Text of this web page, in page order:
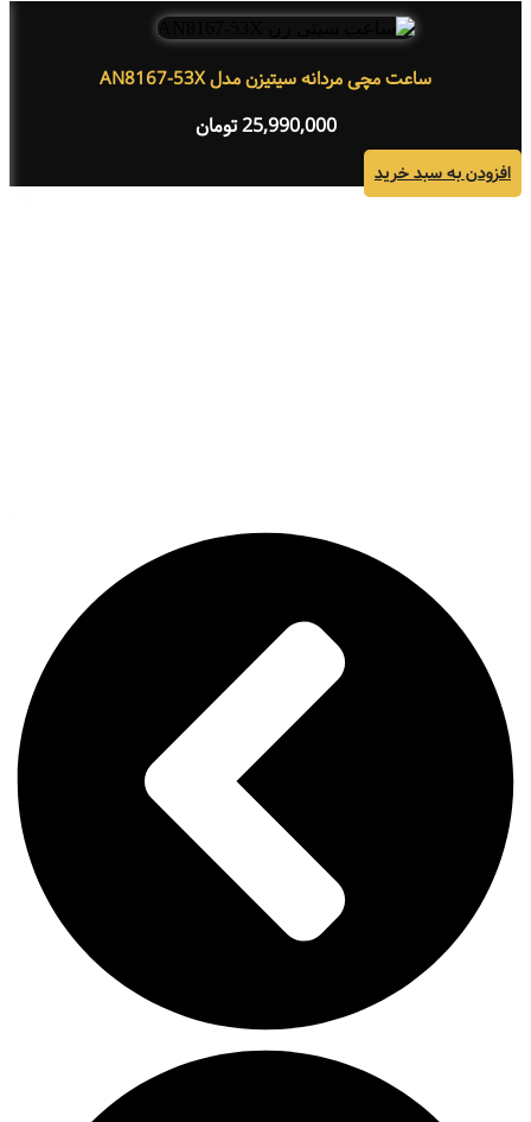
ساعت مچی مردانه سیتیزن مدل AN8167-53X
25,990,000تومان
افزودن به سبد خرید